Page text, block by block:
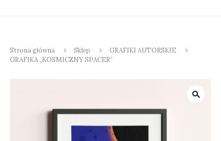
Strona główna Sklep
GRAFIKI AUTORSKIE
GRAFIKA „KOSMICZNY SPACER”